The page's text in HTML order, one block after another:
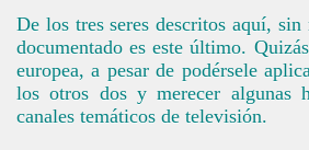
De los tres seres descritos aquí,
documentado es este último.
europea, a pesar de podérsele
los otros dos y merecer algunas
canales temáticos de televisión.